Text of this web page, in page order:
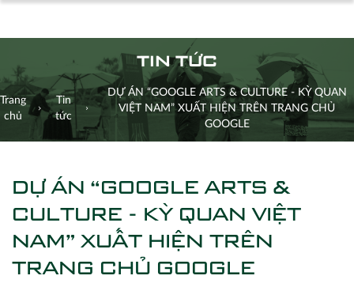
TIN TỨC
Trang
chủ
Tin
tức
DỰ ÁN “GOOGLE ARTS & CULTURE - KỲ QUAN
VIỆT NAM” XUẤT HIỆN TRÊN TRANG CHỦ
GOOGLE
DỰ ÁN “GOOGLE ARTS &
CULTURE - KỲ QUAN VIỆT
NAM” XUẤT HIỆN TRÊN
TRANG CHỦ GOOGLE